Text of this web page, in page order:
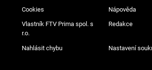
Cookies Nápověda
Vlastník FTV Prima spol. s
r.o.
Redakce
Nahlásit chybu Nastavení